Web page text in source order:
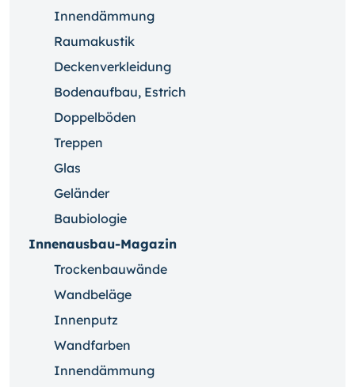
Innendämmung
Raumakustik
Deckenverkleidung
Bodenaufbau, Estrich
Doppelböden
Treppen
Glas
Geländer
Baubiologie
Innenausbau-Magazin
Trockenbauwände
Wandbeläge
Innenputz
Wandfarben
Innendämmung